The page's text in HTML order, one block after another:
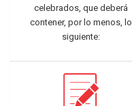
celebrados, que deberá
contener, por lo menos, lo
siguiente: